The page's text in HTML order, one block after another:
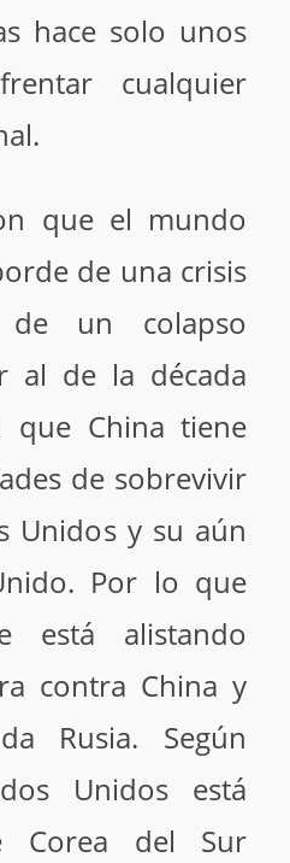
hace solo unos
cualquier
que el mundo
de una crisis
de un colapso
al de la década
que China tiene
de sobrevivir
Unidos y su aún
Por lo que
está alistando
contra China y
Rusia. Según
Unidos está
Corea del Sur